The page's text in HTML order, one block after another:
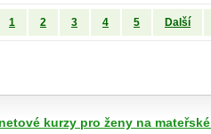
1 2 3 4 5 Další
kurzy pro ženy na